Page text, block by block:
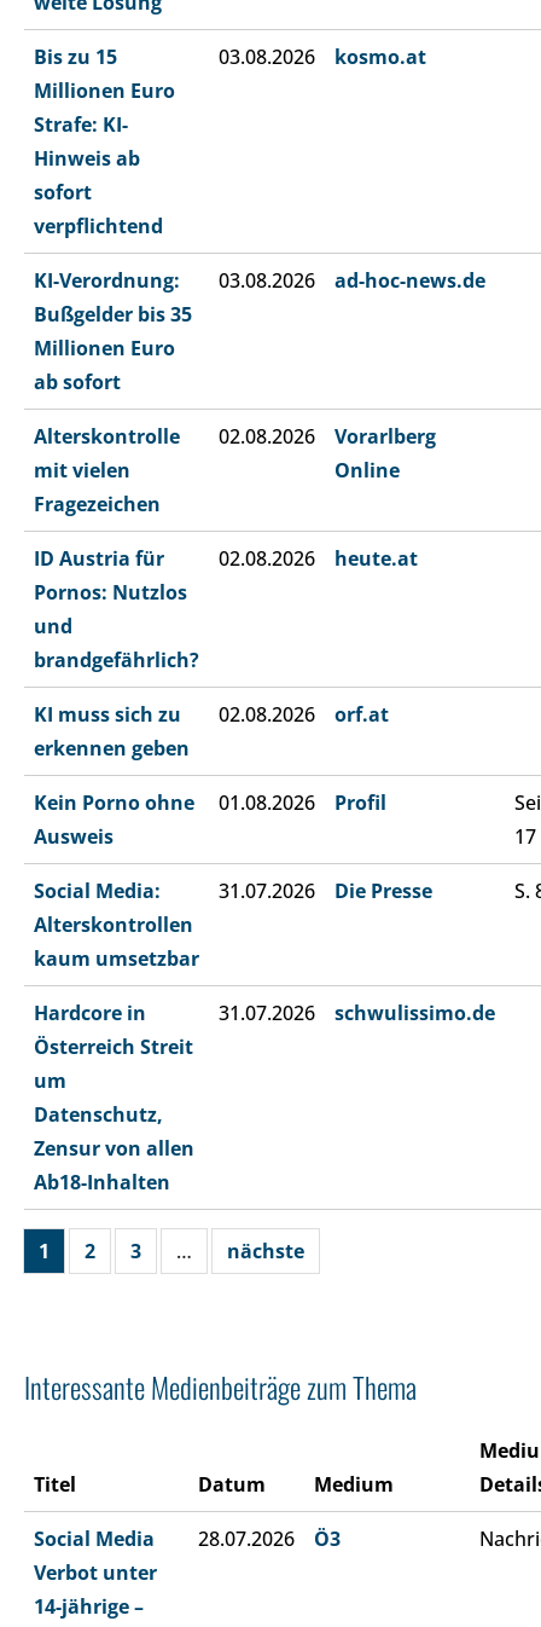
Bis zu 15
Millionen Euro
Strafe: KI-
Hinweis ab
sofort
verpflichtend
03.08.2026 kosmo.at
KI-Verordnung:
Bußgelder bis 35
Millionen Euro
ab sofort
03.08.2026 ad-hoc-news.de
Alterskontrolle
mit vielen
Fragezeichen
02.08.2026
Vorarlberg
Online
ID Austria für
Pornos: Nutzlos
und
brandgefährlich?
02.08.2026 heute.at
KI muss sich zu
erkennen geben
02.08.2026 orf.at
Kein Porno ohne
Ausweis
01.08.2026 Profil
17
Social Media:
Alterskontrollen
kaum umsetzbar
31.07.2026 Die Presse S.
Hardcore in
Österreich Streit
um
Datenschutz,
Zensur von allen
Ab18-Inhalten
31.07.2026 schwulissimo.de
1 2 3 … nächste
Interessante Medienbeiträge zum Thema
Titel Datum Medium
Social Media
Verbot unter
14-jährige –
28.07.2026 Ö3